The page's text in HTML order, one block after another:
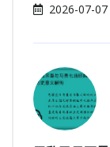
2026-07-07